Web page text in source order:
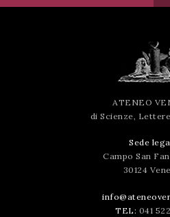
ATENEO
di Scienze,
Sede
Campo San
30124
TEL: 041